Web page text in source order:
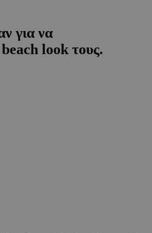
για να
look τους.